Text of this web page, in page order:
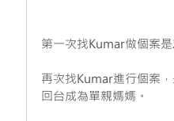
第一次找Kumar做個案
再次找Kumar進行個案
回台成為單親媽媽。